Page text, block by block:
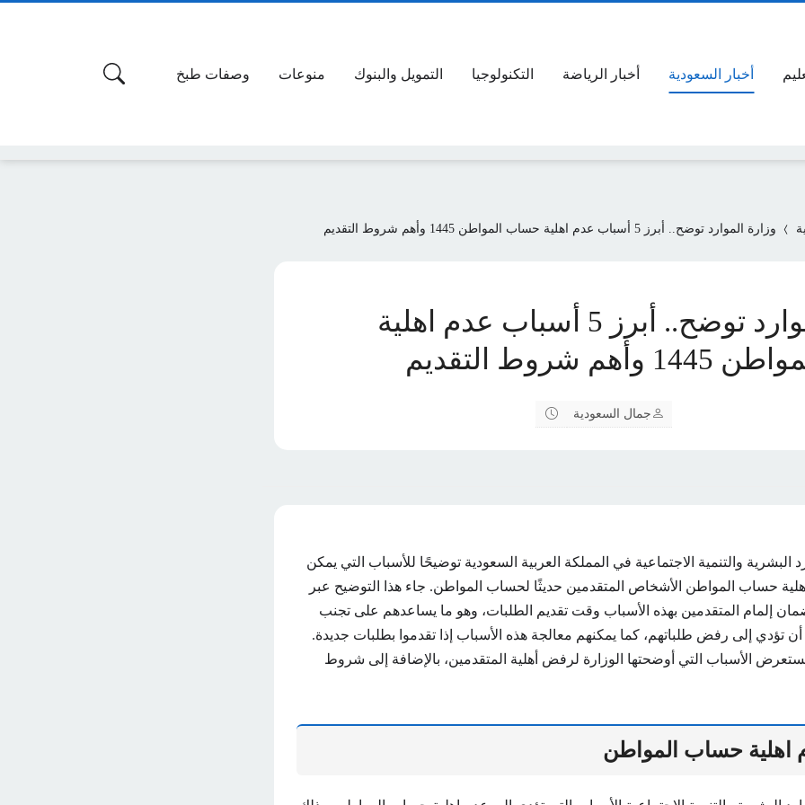
أخبار السعودية أخبار الرياضة التكنولوجيا التمويل والبنوك منوعات وصفات طبخ
وزارة الموارد توضح.. أبرز 5 أسباب عدم اهلية حساب المواطن 1445 وأهم شروط التقديم
وزارة الموارد توضح.. أبرز 5 أسباب عدم اهلية
شروط التقديم
جمال السعودية
البشرية والتنمية الاجتماعية في المملكة العربية السعودية توضيحًا للأسباب التي يمكن
حساب المواطن الأشخاص المتقدمين حديثًا لحساب المواطن. جاء هذا التوضيح عبر
إلمام المتقدمين بهذه الأسباب وقت تقديم الطلبات، وهو ما يساعدهم على تجنب
أن تؤدي إلى رفض طلباتهم، كما يمكنهم معالجة هذه الأسباب إذا تقدموا بطلبات جديدة.
الأسباب التي أوضحتها الوزارة لرفض أهلية المتقدمين، بالإضافة إلى شروط
اهلية حساب المواطن